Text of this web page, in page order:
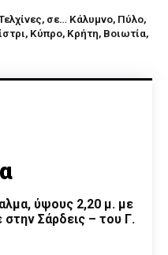
σε… Κάλυμνο, Πύλο,
Κύπρο, Κρήτη, Βοιωτία,
ύψους 2,20 μ. με
Σάρδεις – του Γ.